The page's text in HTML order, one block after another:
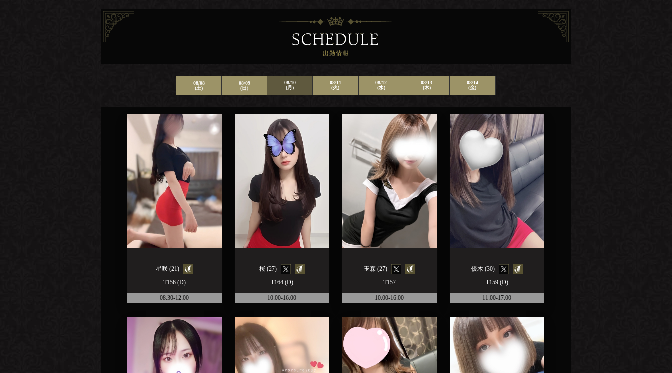
08/08
(土)
08/09
(日)
08/10
(月)
08/11
(火)
08/12
(水)
08/13
(木)
08/14
(金)
星咲 (21)
T156 (D)
08:30-12:00
桜 (27)
T164 (D)
10:00-16:00
玉森 (27)
T157
10:00-16:00
優木 (30)
T159 (D)
11:00-17:00